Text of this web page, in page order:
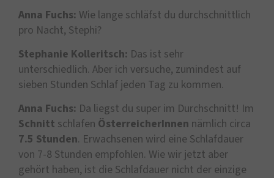
Anna Fuchs: Wie lange schläfst du durchschnittlich
pro Nacht, Stephi?
Stephanie Kolleritsch: Das ist sehr
unterschiedlich. Aber ich versuche, zumindest auf
sieben Stunden Schlaf jeden Tag zu kommen.
Anna Fuchs: Da liegst du super im Durchschnitt! Im
Schnitt schlafen ÖsterreicherInnen nämlich circa
7.5 Stunden. Erwachsenen wird eine Schlafdauer
von 7-8 Stunden empfohlen. Wie wir jetzt aber
gehört haben, ist die Schlafdauer nicht der einzige